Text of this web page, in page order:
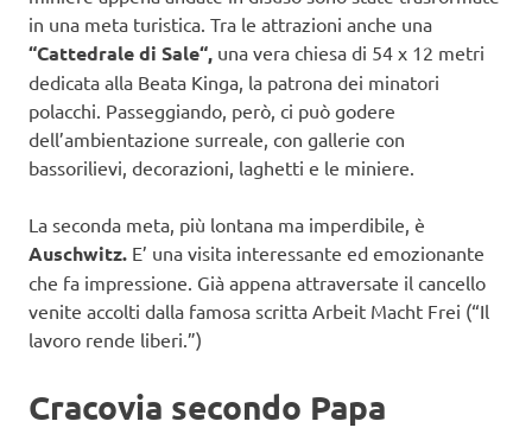
in una meta turistica. Tra le attrazioni anche una
“Cattedrale di Sale“, una vera chiesa di 54 x 12 metri
dedicata alla Beata Kinga, la patrona dei minatori
polacchi. Passeggiando, però, ci può godere
dell’ambientazione surreale, con gallerie con
bassorilievi, decorazioni, laghetti e le miniere.
La seconda meta, più lontana ma imperdibile, è
Auschwitz. E’ una visita interessante ed emozionante
che fa impressione. Già appena attraversate il cancello
venite accolti dalla famosa scritta Arbeit Macht Frei (“Il
lavoro rende liberi.”)
Cracovia secondo Papa